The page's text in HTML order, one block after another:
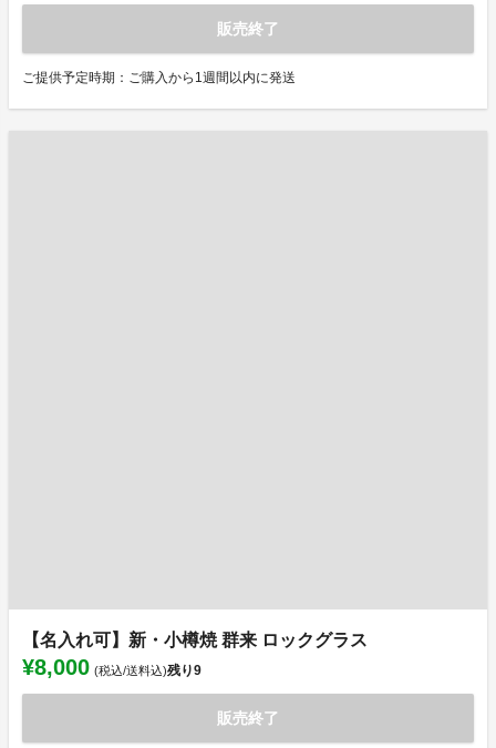
販売終了
ご提供予定時期：ご購入から1週間以内に発送
【名入れ可】新・小樽焼 群来 ロックグラス
¥8,000 (税込/送料込)残り9
販売終了